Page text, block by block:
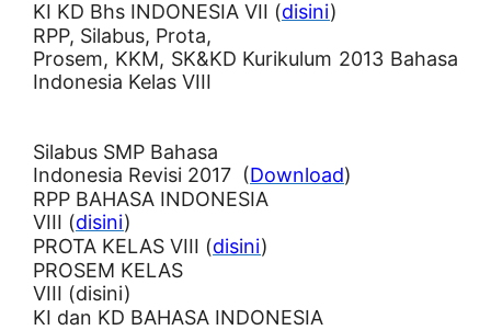
KI KD Bhs INDONESIA VII (disini)
RPP, Silabus, Prota,
Prosem, KKM, SK&KD Kurikulum 2013 Bahasa
Indonesia Kelas VIII
Silabus SMP Bahasa
Indonesia Revisi 2017 (Download)
RPP BAHASA INDONESIA
VIII (disini)
PROTA KELAS VIII (disini)
PROSEM KELAS
VIII (disini)
KI dan KD BAHASA INDONESIA